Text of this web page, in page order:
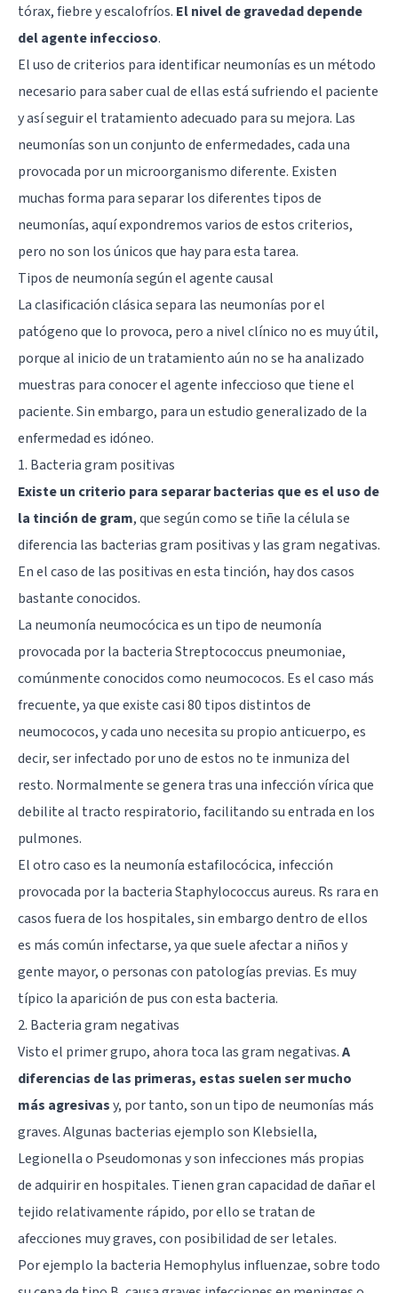
tórax, fiebre y escalofríos. El nivel de gravedad depende
del agente infeccioso.
El uso de criterios para identificar neumonías es un método
necesario para saber cual de ellas está sufriendo el paciente
y así seguir el tratamiento adecuado para su mejora. Las
neumonías son un conjunto de enfermedades, cada una
provocada por un microorganismo diferente. Existen
muchas forma para separar los diferentes tipos de
neumonías, aquí expondremos varios de estos criterios,
pero no son los únicos que hay para esta tarea.
Tipos de neumonía según el agente causal
La clasificación clásica separa las neumonías por el
patógeno que lo provoca, pero a nivel clínico no es muy útil,
porque al inicio de un tratamiento aún no se ha analizado
muestras para conocer el agente infeccioso que tiene el
paciente. Sin embargo, para un estudio generalizado de la
enfermedad es idóneo.
1. Bacteria gram positivas
Existe un criterio para separar bacterias que es el uso de
la tinción de gram, que según como se tiñe la célula se
diferencia las bacterias gram positivas y las gram negativas.
En el caso de las positivas en esta tinción, hay dos casos
bastante conocidos.
La neumonía neumocócica es un tipo de neumonía
provocada por la bacteria Streptococcus pneumoniae,
comúnmente conocidos como neumococos. Es el caso más
frecuente, ya que existe casi 80 tipos distintos de
neumococos, y cada uno necesita su propio anticuerpo, es
decir, ser infectado por uno de estos no te inmuniza del
resto. Normalmente se genera tras una infección vírica que
debilite al tracto respiratorio, facilitando su entrada en los
pulmones.
El otro caso es la neumonía estafilocócica, infección
provocada por la bacteria Staphylococcus aureus. Rs rara en
casos fuera de los hospitales, sin embargo dentro de ellos
es más común infectarse, ya que suele afectar a niños y
gente mayor, o personas con patologías previas. Es muy
típico la aparición de pus con esta bacteria.
2. Bacteria gram negativas
Visto el primer grupo, ahora toca las gram negativas.A
diferencias de las primeras, estas suelen ser mucho
más agresivasy, por tanto, son un tipo de neumonías más
graves. Algunas bacterias ejemplo son Klebsiella,
Legionella o Pseudomonas y son infecciones más propias
de adquirir en hospitales. Tienen gran capacidad de dañar el
tejido relativamente rápido, por ello se tratan de
afecciones muy graves, con posibilidad de ser letales.
Por ejemplo la bacteria Hemophylus influenzae, sobre todo